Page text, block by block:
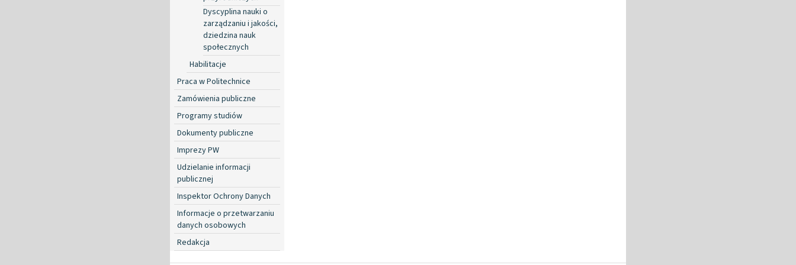
Dyscyplina nauki o
zarządzaniu i jakości,
dziedzina nauk
społecznych
Habilitacje
Praca w Politechnice
Zamówienia publiczne
Programy studiów
Dokumenty publiczne
Imprezy PW
Udzielanie informacji
publicznej
Inspektor Ochrony Danych
Informacje o przetwarzaniu
danych osobowych
Redakcja